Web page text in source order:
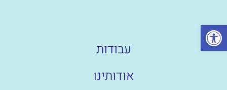
פתח סרגל נגישות
עבודות
אודותינו